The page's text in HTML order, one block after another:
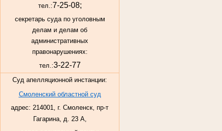
тел.:7-25-08;
секретарь суда по уголовным
делам и делам об
административных
правонарушениях:
тел.:3-22-77
Суд апелляционной инстанции:
Смоленский областной суд
адрес: 214001, г. Смоленск, пр-т
Гагарина, д. 23 А,